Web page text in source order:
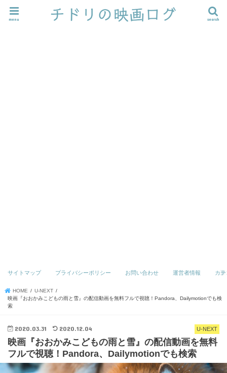
search
menu
サイトマップ プライバシーポリシー お問い合わせ 運営者情報 カ
HOME
U-NEXT
映画『おおかみこどもの雨と雪』の配信動画を無料フルで視聴！Pandora、Dailymotionでも検
索
U-NEXT
2020.03.31 2020.12.04
映画『おおかみこどもの雨と雪』の配信動画を無料
フルで視聴！Pandora、Dailymotionでも検索